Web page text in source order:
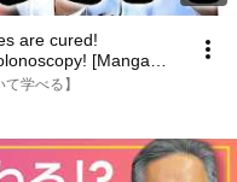
are cured!
[Manga
学べる】